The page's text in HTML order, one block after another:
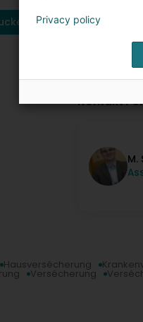
Kontakt
M.
Hausversécherung
Versécherung
Privacy policy